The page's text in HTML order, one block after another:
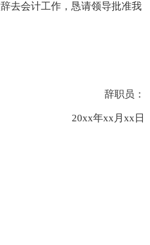
会计工作，恳请领导批准我
辞职员：
20xx年xx月xx日